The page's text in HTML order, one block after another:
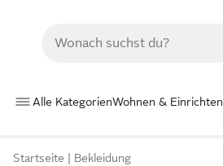
Alle KategorienWohnen & Einrichten
Startseite Bekleidung